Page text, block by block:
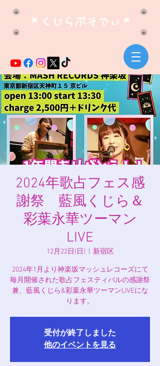
​＊くじらぷそでぃ＊
2024年歌占フェス感
謝祭 藍風くじら＆
彩葉永華ツーマン
LIVE
12月22日(日) 新宿区
2024年1月より神楽坂マッシュレコーズにて
毎月開催された歌占フェスティバルの感謝祭
兼、藍風くじら&彩葉永華ツーマンLIVEにな
ります。
受付が終了しました
他のイベントを見る